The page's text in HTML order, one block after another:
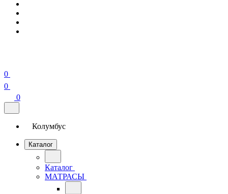
0
0
0
Колумбус
Каталог
Каталог
МАТРАСЫ